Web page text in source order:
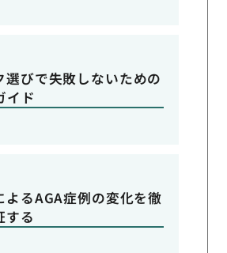
選びで失敗しないための
イド
よるAGA症例の変化を徹
する